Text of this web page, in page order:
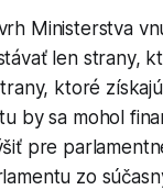
Ministerstva
len strany,
ktoré
by sa mohol
pre
zo